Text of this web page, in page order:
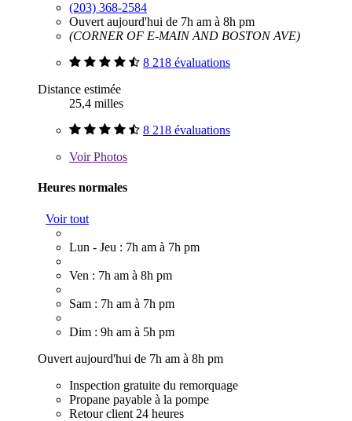
(203) 368-2584
Ouvert aujourd'hui de 7h am à 8h pm
(CORNER OF E-MAIN AND BOSTON AVE)
8 218 évaluations
Distance estimée
25,4 milles
8 218 évaluations
VoirPhotos
Heures normales
Voir tout
Lun - Jeu : 7h am à 7h pm
Ven : 7h am à 8h pm
Sam : 7h am à 7h pm
Dim : 9h am à 5h pm
Ouvert aujourd'hui de 7h am à 8h pm
Inspection gratuite du remorquage
Propane payable à la pompe
Retour client 24 heures